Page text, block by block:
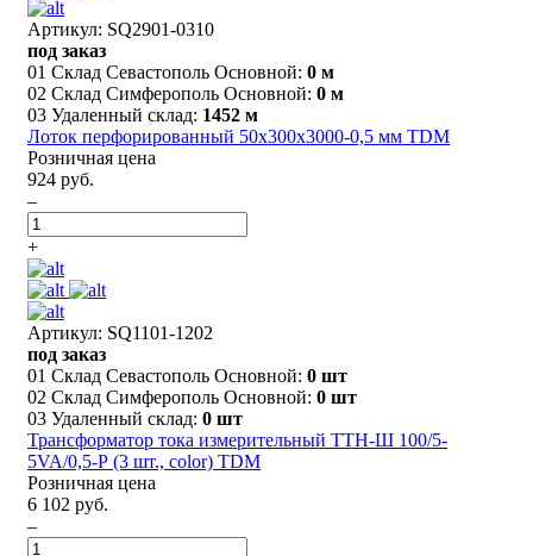
Артикул: SQ2901-0310
под заказ
01 Склад Севастополь Основной: 0 м
02 Склад Симферополь Основной: 0 м
03 Удаленный склад: 1452 м
Лоток перфорированный 50х300х3000-0,5 мм TDM
Розничная цена
924 руб.
–
+
Артикул: SQ1101-1202
под заказ
01 Склад Севастополь Основной: 0 шт
02 Склад Симферополь Основной: 0 шт
03 Удаленный склад: 0 шт
Трансформатор тока измерительный ТТН-Ш 100/5-
5VA/0,5-Р (3 шт., color) TDM
Розничная цена
6 102 руб.
–